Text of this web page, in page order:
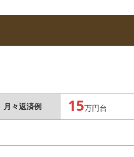
月々返済例 15万円台